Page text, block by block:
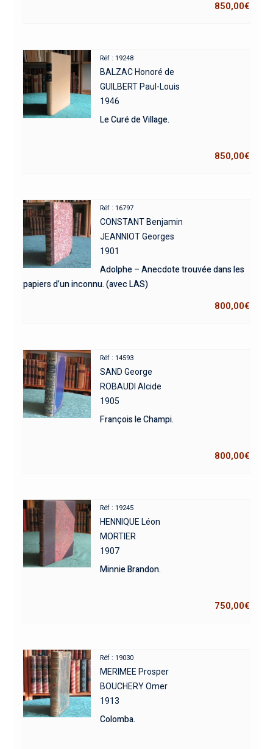
850,00€
Réf : 19248
BALZAC Honoré de
GUILBERT Paul-Louis
1946
Le Curé de Village.
850,00€
Réf : 16797
CONSTANT Benjamin
JEANNIOT Georges
1901
Adolphe – Anecdote trouvée dans les
papiers d’un inconnu. (avec LAS)
800,00€
Réf : 14593
SAND George
ROBAUDI Alcide
1905
François le Champi.
800,00€
Réf : 19245
HENNIQUE Léon
MORTIER
1907
Minnie Brandon.
750,00€
Réf : 19030
MERIMEE Prosper
BOUCHERY Omer
1913
Colomba.